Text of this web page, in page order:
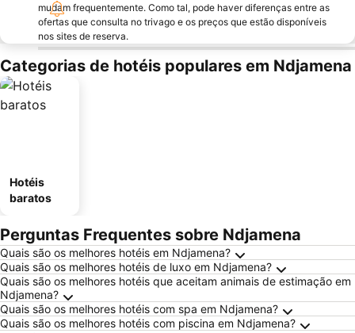
mudam frequentemente. Como tal, pode haver diferenças entre as
ofertas que consulta no trivago e os preços que estão disponíveis
nos sites de reserva.
Categorias de hotéis populares em Ndjamena
Hotéis
baratos
Perguntas Frequentes sobre Ndjamena
Quais são os melhores hotéis em Ndjamena?
Quais são os melhores hotéis de luxo em Ndjamena?
Quais são os melhores hotéis que aceitam animais de estimação em
Ndjamena?
Quais são os melhores hotéis com spa em Ndjamena?
Quais são os melhores hotéis com piscina em Ndjamena?